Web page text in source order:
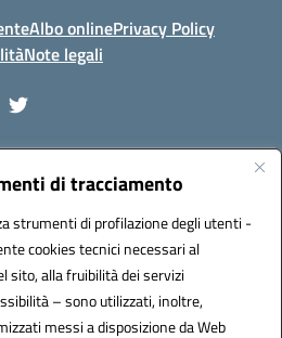
di tracciamento
strumenti di profilazione degli utenti -
cookies tecnici necessari al
sito, alla fruibilità dei servizi
– sono utilizzati, inoltre,
messi a disposizione da Web
Albo onlinePrivacy Policy
Note legali
n.20 - 91025 Marsala
tppm03000q@pec.istruzione.it